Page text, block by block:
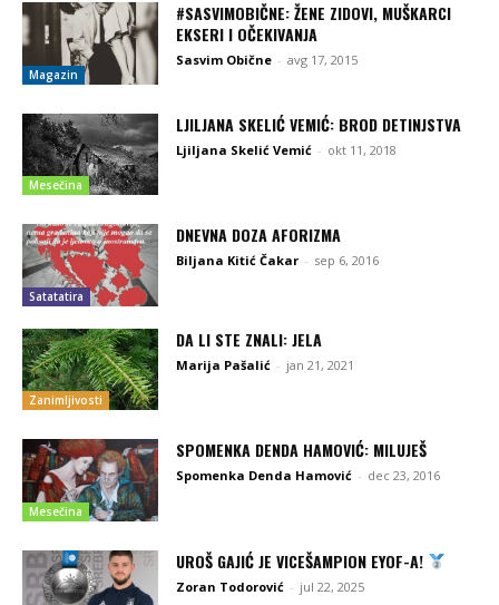
Magazin
#SASVIMOBIČNE: ŽENE ZIDOVI, MUŠKARCI
EKSERI I OČEKIVANJA
Sasvim Obične - avg 17, 2015
Mesečina
LJILJANA SKELIĆ VEMIĆ: BROD DETINJSTVA
Ljiljana Skelić Vemić - okt 11, 2018
Satatatira
DNEVNA DOZA AFORIZMA
Biljana Kitić Čakar - sep 6, 2016
Zanimljivosti
DA LI STE ZNALI: JELA
Marija Pašalić - jan 21, 2021
Mesečina
SPOMENKA DENDA HAMOVIĆ: MILUJEŠ
Spomenka Denda Hamović - dec 23, 2016
UROŠ GAJIĆ JE VICEŠAMPION EYOF-A!
Zoran Todorović - jul 22, 2025